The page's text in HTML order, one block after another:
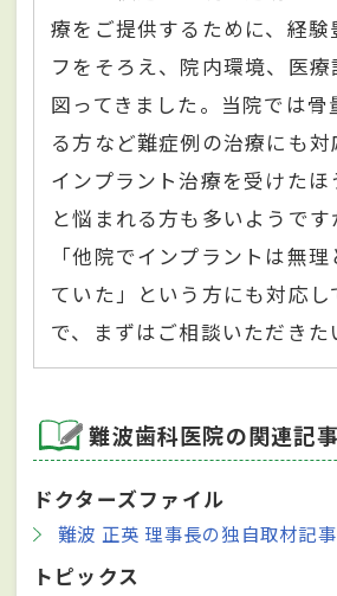
療をご提供するために、経験
フをそろえ、院内環境、医療
図ってきました。当院では骨
る方など難症例の治療にも対
インプラント治療を受けたほ
と悩まれる方も多いようで
「他院でインプラントは無
ていた」という方にも対応し
で、まずはご相談いただきた
難波歯科医院の関連記事
ドクターズファイル
難波 正英 理事長の独自取材記事
トピックス